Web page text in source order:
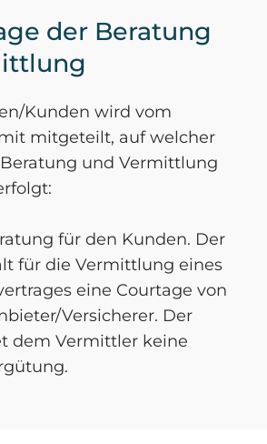
der Beratung
Kunden wird vom
mitgeteilt, auf welcher
und Vermittlung
für den Kunden. Der
für die Vermittlung eines
eine Courtage von
Versicherer. Der
dem Vermittler keine